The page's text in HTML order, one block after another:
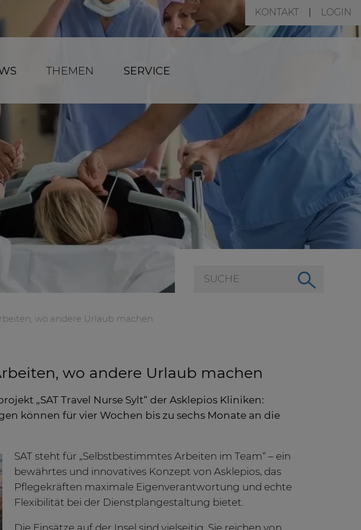
KONTAKT LOGIN
THEMEN SERVICE
wo andere Urlaub machen
wo andere Urlaub machen
„SAT Travel Nurse Sylt“ der Asklepios Kliniken:
können für vier Wochen bis zu sechs Monate an die
SAT steht für „Selbstbestimmtes Arbeiten im Team“ – ein
bewährtes und innovatives Konzept von Asklepios, das
Pflegekräften maximale Eigenverantwortung und echte
Flexibilität bei der Dienstplangestaltung bietet.
Die Einsätze auf der Insel sind vielseitig. Sie reichen von